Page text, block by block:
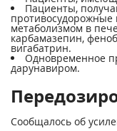
Пациенты,
метаболизмом в
карбамазепин,
вигабатрин.
Одновременное
дарунавиром.
Сообщалось об